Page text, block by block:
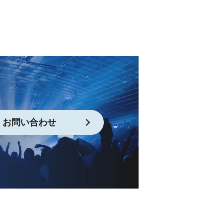
お問い合わせ